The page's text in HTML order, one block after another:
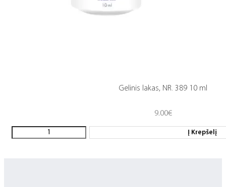
Gelinis lakas, NR. 389 10 ml
9.00€
Į Krepšelį